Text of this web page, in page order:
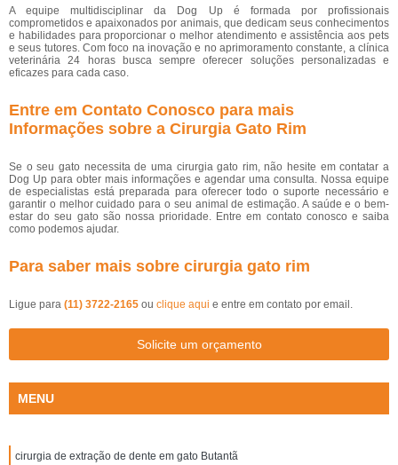
A equipe multidisciplinar da Dog Up é formada por profissionais
comprometidos e apaixonados por animais, que dedicam seus conhecimentos
e habilidades para proporcionar o melhor atendimento e assistência aos pets
e seus tutores. Com foco na inovação e no aprimoramento constante, a clínica
veterinária 24 horas busca sempre oferecer soluções personalizadas e
eficazes para cada caso.
Entre em Contato Conosco para mais
Informações sobre a Cirurgia Gato Rim
Se o seu gato necessita de uma cirurgia gato rim, não hesite em contatar a
Dog Up para obter mais informações e agendar uma consulta. Nossa equipe
de especialistas está preparada para oferecer todo o suporte necessário e
garantir o melhor cuidado para o seu animal de estimação. A saúde e o bem-
estar do seu gato são nossa prioridade. Entre em contato conosco e saiba
como podemos ajudar.
Para saber mais sobre cirurgia gato rim
Ligue para (11) 3722-2165 ou clique aqui e entre em contato por email.
Solicite um orçamento
MENU
cirurgia de extração de dente em gato Butantã